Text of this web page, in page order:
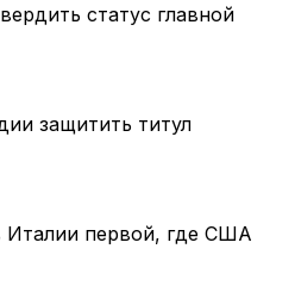
статус главной
защитить титул
Италии первой, где США